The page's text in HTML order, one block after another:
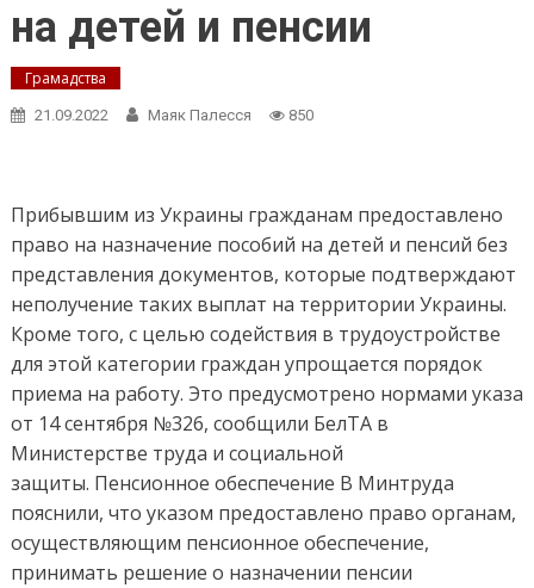
на детей и пенсии
Грамадства
21.09.2022 Маяк Палесся 850
Прибывшим из Украины гражданам предоставлено
право на назначение пособий на детей и пенсий без
представления документов, которые подтверждают
неполучение таких выплат на территории Украины.
Кроме того, с целью содействия в трудоустройстве
для этой категории граждан упрощается порядок
приема на работу. Это предусмотрено нормами указа
от 14 сентября №326, сообщили БелТА в
Министерстве труда и социальной
защиты. Пенсионное обеспечение В Минтруда
пояснили, что указом предоставлено право органам,
осуществляющим пенсионное обеспечение,
принимать решение о назначении пенсии